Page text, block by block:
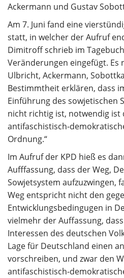
Ackermann und Gustav
Am 7. Juni fand eine
statt, in welcher der Aufruf
Dimitroff schrieb im
Veränderungen eingefügt. Es
Ulbricht, Ackermann,
Bestimmtheit erklären, dass
Einführung des sowjetischen
nicht richtig ist, notwendig ist
antifaschistisch-
Ordnung.“
Im Aufruf der KPD hieß es
Aufffassung, dass der Weg,
Sowjetsystem aufzuzwingen,
Weg entspricht nicht den
Entwicklungsbedingugen in
vielmehr der Auffassung,
Interessen des deutschen
Lage für Deutschland einen
vorschreiben, und zwar den
antifaschistisch-